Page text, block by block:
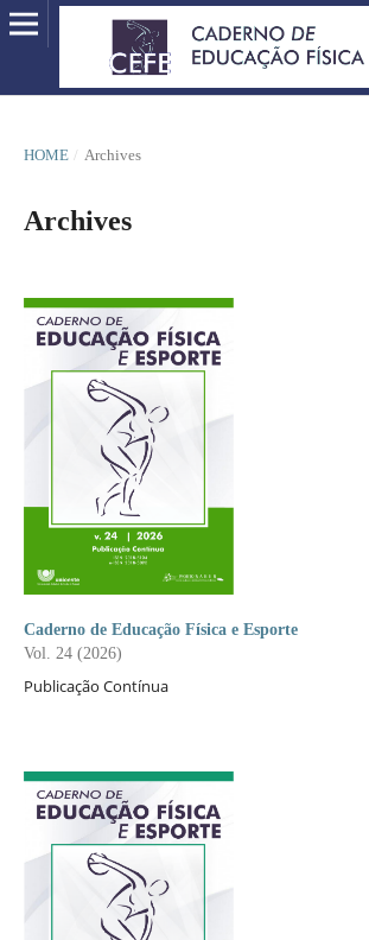
HOME / Archives
Archives
Caderno de Educação Física e Esporte
Vol. 24 (2026)
Publicação Contínua